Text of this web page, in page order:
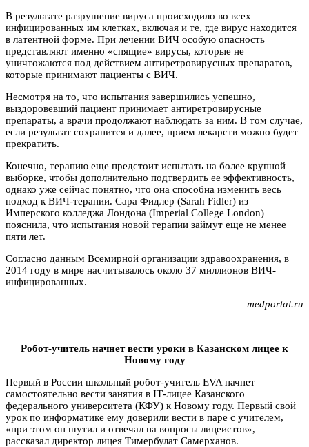
В результате разрушение вируса происходило во всех
инфицированных им клетках, включая и те, где вирус находится
в латентной форме. При лечении ВИЧ особую опасность
представляют именно «спящие» вирусы, которые не
уничтожаются под действием антиретровирусных препаратов,
которые принимают пациенты с ВИЧ.
Несмотря на то, что испытания завершились успешно,
выздоровевший пациент принимает антиретровирусные
препараты, а врачи продолжают наблюдать за ним. В том случае,
если результат сохранится и далее, прием лекарств можно будет
прекратить.
Конечно, терапию еще предстоит испытать на более крупной
выборке, чтобы дополнительно подтвердить ее эффективность,
однако уже сейчас понятно, что она способна изменить весь
подход к ВИЧ-терапии. Сара Фидлер (Sarah Fidler) из
Имперского колледжа Лондона (Imperial College London)
пояснила, что испытания новой терапии займут еще не менее
пяти лет.
Согласно данным Всемирной организации здравоохранения, в
2014 году в мире насчитывалось около 37 миллионов ВИЧ-
инфицированных.
medportal.ru
Робот-учитель начнет вести уроки в Казанском лицее к
Новому году
Первый в России школьный робот-учитель EVA начнет
самостоятельно вести занятия в IТ-лицее Казанского
федерального университета (КФУ) к Новому году. Первый свой
урок по информатике ему доверили вести в паре с учителем,
«при этом он шутил и отвечал на вопросы лицеистов»,
рассказал директор лицея Тимербулат Самерханов.